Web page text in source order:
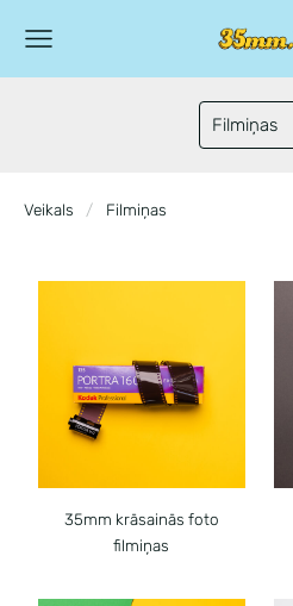
Filmiņas
Veikals Filmiņas
35mm krāsainās foto
filmiņas